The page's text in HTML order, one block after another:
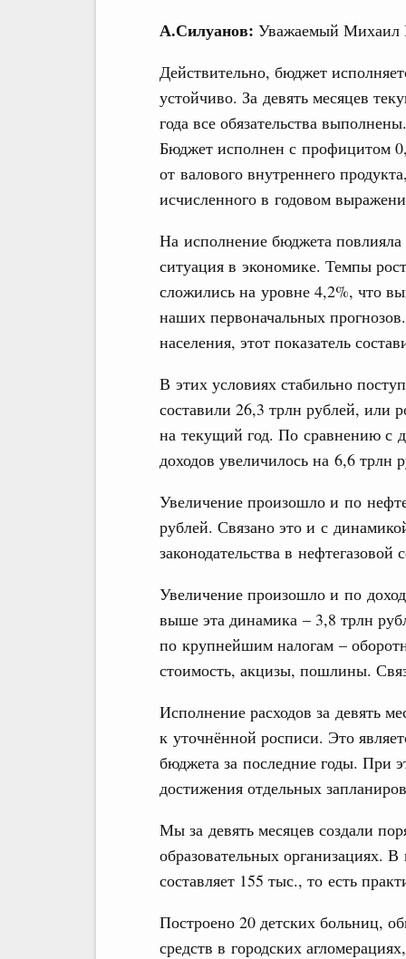
А.Силуанов: Уважаемый Михаил
Действительно, бюджет
устойчиво. За девять месяцев
года все обязательства выполнены.
Бюджет исполнен с профицитом
от валового внутреннего
исчисленного в годовом
На исполнение бюджета повлияла
ситуация в экономике. Темпы
сложились на уровне 4,2%, что
наших первоначальных
населения, этот показатель
В этих условиях стабильно
составили 26,3 трлн рублей, или
на текущий год. По сравнению с
доходов увеличилось на 6,6
Увеличение произошло и по
рублей. Связано это и с
законодательства в нефтегазовой
Увеличение произошло и по
выше эта динамика – 3,8 трлн
по крупнейшим налогам –
стоимость, акцизы, пошлины.
Исполнение расходов за девять
к уточнённой росписи. Это
бюджета за последние годы. При
достижения отдельных
Мы за девять месяцев создали
образовательных организациях.
составляет 155 тыс., то есть
Построено 20 детских больниц,
средств в городских